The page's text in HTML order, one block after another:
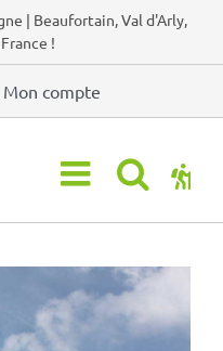
| Beaufortain, Val d'Arly,
!
Mon compte